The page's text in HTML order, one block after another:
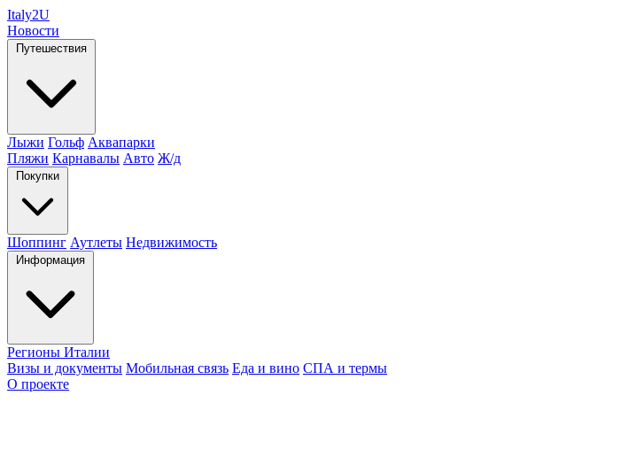
Italy2U
Новости
Путешествия
Лыжи Гольф Аквапарки
Пляжи Карнавалы Авто Ж/д
Покупки
Шоппинг Аутлеты Недвижимость
Информация
Регионы Италии
Визы и документы Мобильная связь Еда и вино СПА и термы
О проекте